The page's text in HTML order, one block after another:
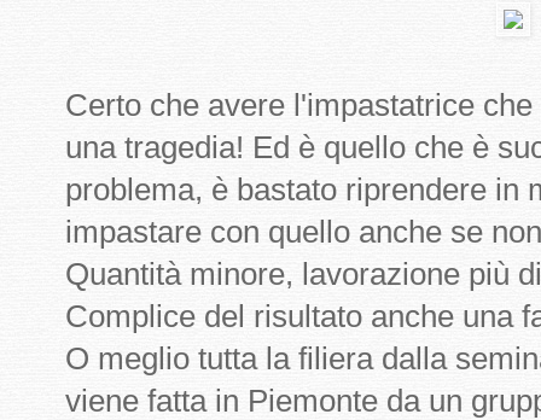
Certo che avere l'impastatrice
una tragedia! Ed è quello che è
problema, è bastato riprendere in
impastare con quello anche se
Quantità minore, lavorazione più
Complice del risultato anche una
O meglio tutta la filiera dalla
viene fatta in Piemonte da un